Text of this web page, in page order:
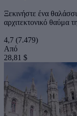
Ξεκινήστε ένα
αρχιτεκτονικό θαύμα
4,7 (7.479)
Από
28,81 $